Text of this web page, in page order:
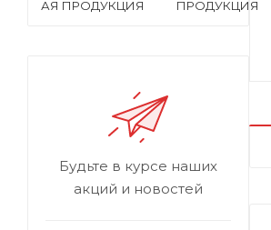
ПРОДУКЦИЯ
Будьте в курсе наших
акций и новостей